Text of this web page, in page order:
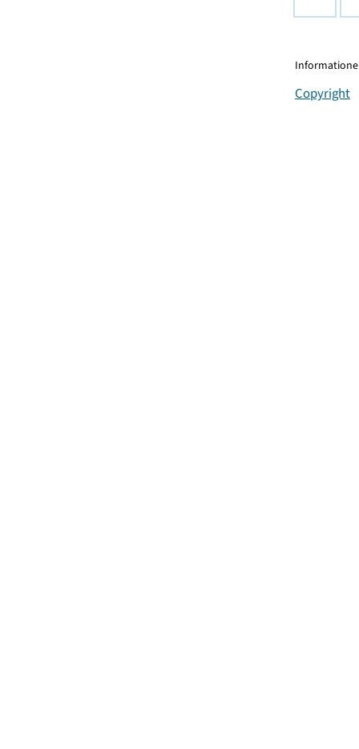
Copyright